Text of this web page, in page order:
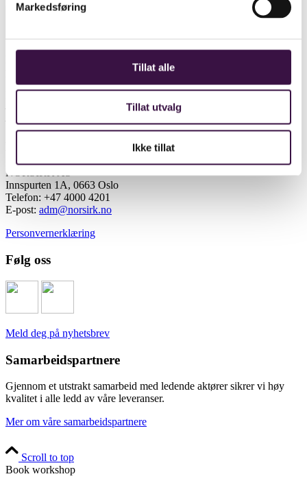
Markedsføring
Tillat alle
Tillat utvalg
Ikke tillat
produkter, batteri og emballasje.
NORSIRK er sertifisert etter
– Avfallsforskriftens krav av DNV
NORSIRK AS
Innspurten 1A, 0663 Oslo
Telefon: +47 4000 4201
E-post: adm@norsirk.no
Personvernerklæring
Følg oss
Meld deg på nyhetsbrev
Samarbeidspartnere
Gjennom et utstrakt samarbeid med ledende aktører sikrer vi høy
kvalitet i alle ledd av våre leveranser.
Mer om våre samarbeidspartnere
Scroll to top
Book workshop